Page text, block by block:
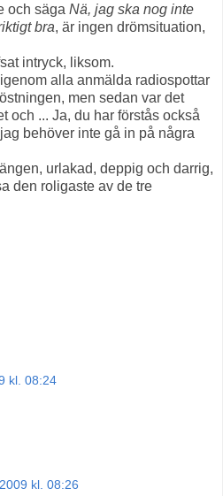
och säga Nä, jag ska nog inte
bra, är ingen drömsituation,
intryck, liksom.
alla anmälda radiospottar
men sedan var det
och ... Ja, du har förstås också
behöver inte gå in på några
urlakad, deppig och darrig,
den roligaste av de tre
kl. 08:24
kl. 08:26